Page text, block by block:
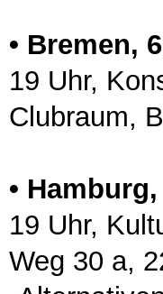
• Bremen,
19 Uhr,
Clubraum,
•
19 Uhr,
Weg 30 a,